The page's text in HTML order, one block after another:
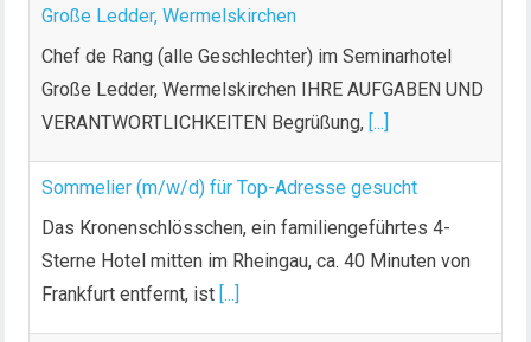
Große Ledder, Wermelskirchen
Chef de Rang (alle Geschlechter) im Seminarhotel
Große Ledder, Wermelskirchen IHRE AUFGABEN UND
VERANTWORTLICHKEITEN Begrüßung, [...]
Sommelier (m/w/d) für Top-Adresse gesucht
Das Kronenschlösschen, ein familiengeführtes 4-
Sterne Hotel mitten im Rheingau, ca. 40 Minuten von
Frankfurt entfernt, ist [...]